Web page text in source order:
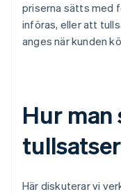
priserna sätts med
införas, eller att
anges när kunden
Hur man
tullsatser
Här diskuterar vi